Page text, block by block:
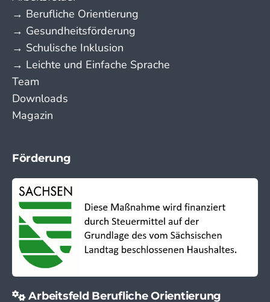
→ Berufliche Orientierung
→ Gesundheitsförderung
→ Schulische Inklusion
→ Leichte und Einfache Sprache
Team
Downloads
Magazin
Förderung
Arbeitsfeld Berufliche Orientierung